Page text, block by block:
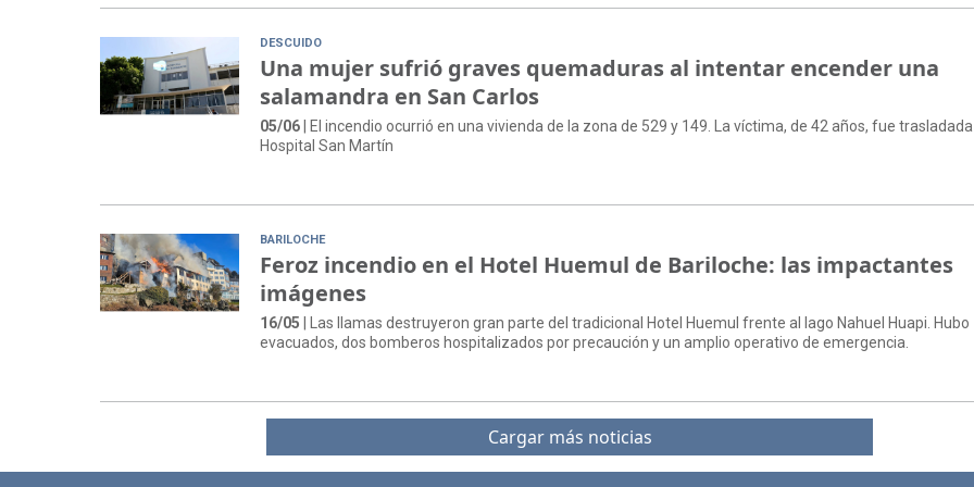
DESCUIDO
Una mujer sufrió graves quemaduras al intentar encender una
salamandra en San Carlos
05/06 | El incendio ocurrió en una vivienda de la zona de 529 y 149. La víctima, de 42 años, fue
Hospital San Martín
BARILOCHE
Feroz incendio en el Hotel Huemul de Bariloche: las impactantes
imágenes
16/05 | Las llamas destruyeron gran parte del tradicional Hotel Huemul frente al lago Nahuel Huapi. Hubo
evacuados, dos bomberos hospitalizados por precaución y un amplio operativo de emergencia.
Cargar más noticias